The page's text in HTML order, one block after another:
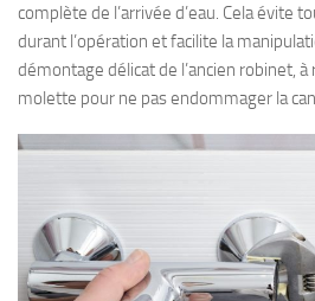
complète de l’arrivée d’eau. Cela évite
durant l’opération et facilite la
démontage délicat de l’ancien robinet, à
molette pour ne pas endommager la